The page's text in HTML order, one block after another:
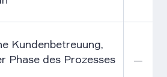
Kundenbetreuung,
Phase des Prozesses
—